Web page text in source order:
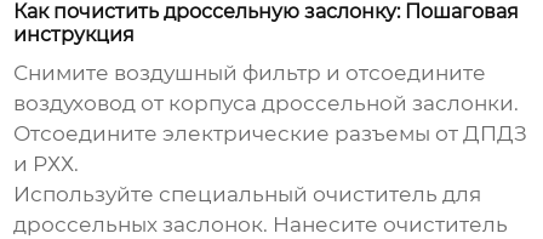
Как почистить дроссельную заслонку: Пошаговая
инструкция
Снимите воздушный фильтр и отсоедините
воздуховод от корпуса дроссельной заслонки.
Отсоедините электрические разъемы от ДПДЗ
и РХХ.
Используйте специальный очиститель для
дроссельных заслонок. Нанесите очиститель